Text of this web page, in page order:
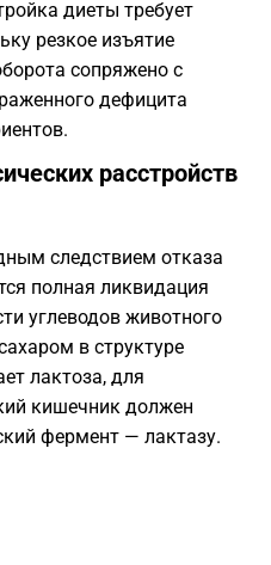
диеты требует
резкое изъятие
сопряжено с
дефицита
расстройств
следствием отказа
полная ликвидация
углеводов животного
в структуре
лактоза, для
кишечник должен
фермент — лактазу.